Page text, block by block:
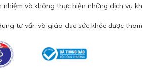
nhiệm và không thực hiện những dịch vụ
tư vấn và giáo dục sức khỏe được